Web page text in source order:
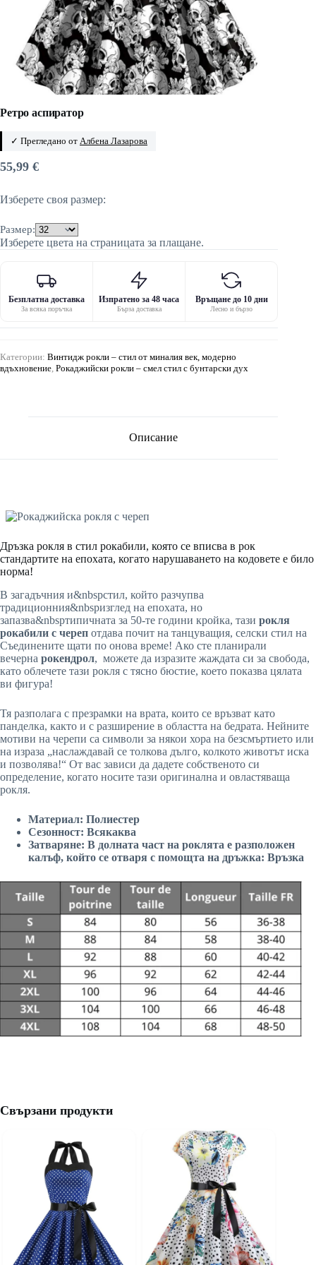
Ретро аспиратор
✓ Прегледано от Албена Лазарова
55,99 €
Изберете своя размер:
Размер:
Изберете цвета на страницата за плащане.
Безплатна доставка
За всяка поръчка
Изпратено за 48 часа
Бърза доставка
Връщане до 10 дни
Лесно и бързо
Категории: Винтидж рокли – стил от миналия век, модерно
вдъхновение Рокаджийски рокли – смел стил с бунтарски дух
Описание
Дръзка рокля в стил рокабили, която се вписва в рок
стандартите на епохата, когато нарушаването на кодовете е било
норма!
В загадъчния и&nbspстил, който разчупва
традиционния&nbspизглед на епохата, но
запазва&nbspтипичната за 50-те години кройка, тази рокля
рокабили с череп отдава почит на танцуващия, селски стил на
Съединените щати по онова време! Ако сте планирали
вечерна рокендрол, можете да изразите жаждата си за свобода,
като облечете тази рокля с тясно бюстие, което показва цялата
ви фигура!
Тя разполага с презрамки на врата, които се връзват като
панделка, както и с разширение в областта на бедрата. Нейните
мотиви на черепи са символи за някои хора на безсмъртието или
на израза „наслаждавай се толкова дълго, колкото животът иска
и позволява!“ От вас зависи да дадете собственото си
определение, когато носите тази оригинална и овластяваща
рокля.
Материал: Полиестер
Сезонност: Всякаква
Затваряне: В долната част на роклята е разположен
калъф, който се отваря с помощта на дръжка: Връзка
Свързани продукти